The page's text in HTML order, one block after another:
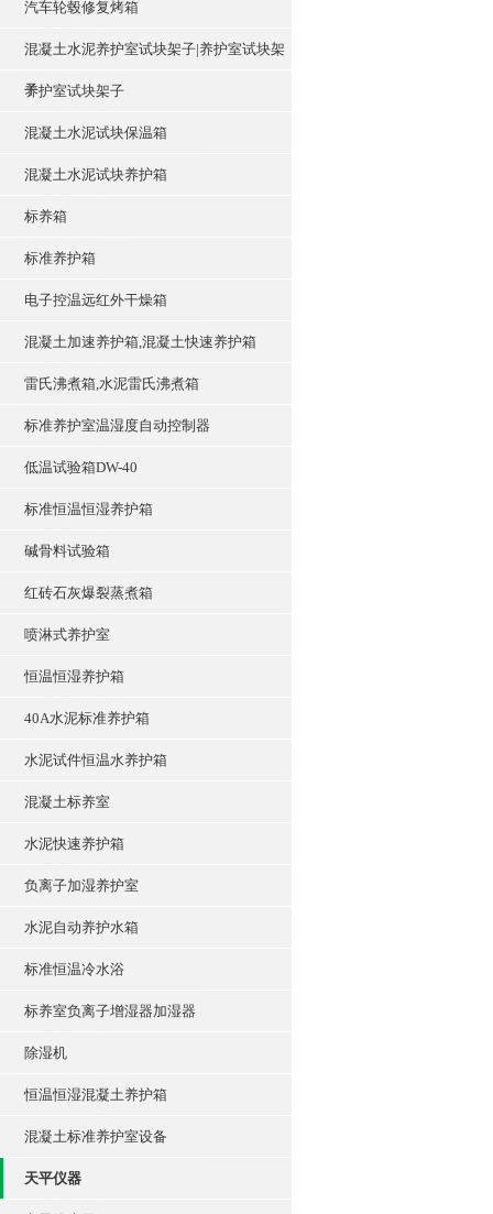
汽车轮毂修复烤箱
混凝土水泥养护室试块架子|养护室试块架
子
养护室试块架子
混凝土水泥试块保温箱
混凝土水泥试块养护箱
标养箱
标准养护箱
电子控温远红外干燥箱
混凝土加速养护箱,混凝土快速养护箱
雷氏沸煮箱,水泥雷氏沸煮箱
标准养护室温湿度自动控制器
低温试验箱DW-40
标准恒温恒湿养护箱
碱骨料试验箱
红砖石灰爆裂蒸煮箱
喷淋式养护室
恒温恒湿养护箱
40A水泥标准养护箱
水泥试件恒温水养护箱
混凝土标养室
水泥快速养护箱
负离子加湿养护室
水泥自动养护水箱
标准恒温冷水浴
标养室负离子增湿器加湿器
除湿机
恒温恒湿混凝土养护箱
混凝土标准养护室设备
天平仪器